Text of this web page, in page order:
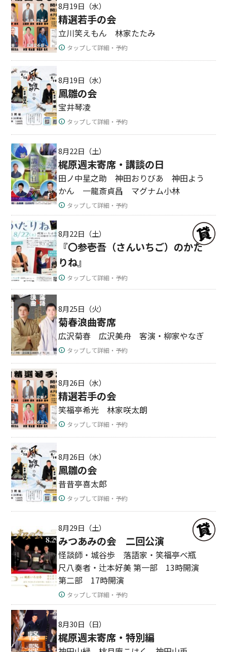
8月19日（水）
精選若手の会
立川笑えもん 林家たたみ
タップして詳細・予約
8月19日（水）
鳳雛の会
宝井琴凌
タップして詳細・予約
8月22日（土）
梶原週末寄席・講談の日
田ノ中星之助 神田おりびあ 神田よう
かん 一龍斎貞昌 マグナム小林
タップして詳細・予約
8月22日（土）
『〇参壱吾（さんいちご）のかた
りね』
タップして詳細・予約
8月25日（火）
菊春浪曲寄席
広沢菊春 広沢美舟 客演・柳家やなぎ
タップして詳細・予約
8月26日（水）
精選若手の会
笑福亭希光 林家咲太朗
タップして詳細・予約
8月26日（水）
鳳雛の会
昔昔亭喜太郎
タップして詳細・予約
8月29日（土）
みつあみの会 二回公演
怪談師・城谷歩 落語家・笑福亭べ瓶
尺八奏者・辻本好美 第一部 13時開演
第二部 17時開演
タップして詳細・予約
8月30日（日）
梶原週末寄席・特別編